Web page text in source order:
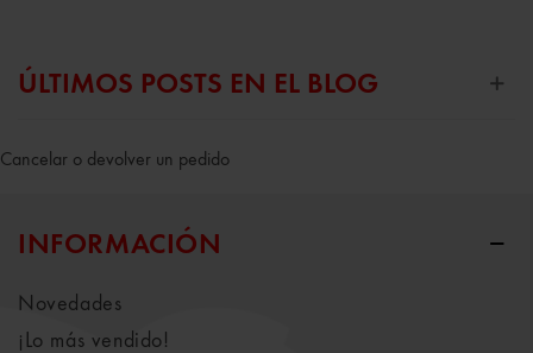
ÚLTIMOS POSTS EN EL BLOG
Cancelar o devolver un pedido
INFORMACIÓN
Novedades
¡Lo más vendido!